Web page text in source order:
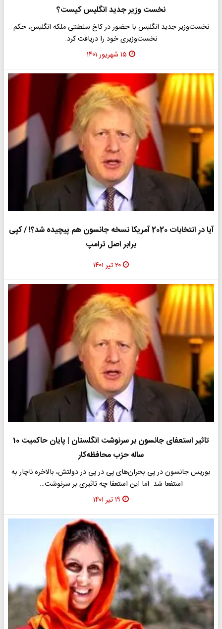
نخست وزیر جدید انگلیس کیست؟
نخست‌وزیر جدید انگلیس با حضور در کاخ سلطنتی ملکه انگلیس، حکم
نخست‌وزیری خود را دریافت کرد.
۱۵ شهریور ۱۴۰۱
آیا در انتخابات 2020 آمریکا نسخه جانسون هم پیچیده شد؟! / کپی
برابر اصل ترامپ
۲۰ تیر ۱۴۰۱
تاثیر استعفای جانسون بر سرنوشت انگلستان | پایان حاکمیت 10
ساله حزب محافظه‌کار
بوریس جانسون در پی بحران‌های پی در پی در دولتش، بالاخره ناچار به
استفعا شد. اما این استعفا چه تاثیری بر سرنوشت…
۱۹ تیر ۱۴۰۱